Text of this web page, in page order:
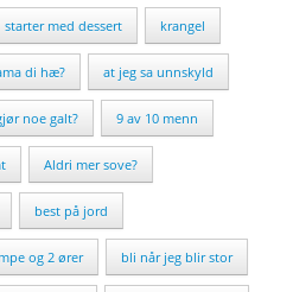
starter med dessert krangel
di hæ? at jeg sa unnskyld
noe galt? 9 av 10 menn
Aldri mer sove?
best på jord
og 2 ører bli når jeg blir stor